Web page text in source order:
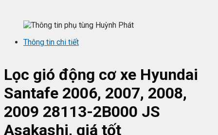
Thông tin chi tiết
Lọc gió động cơ xe Hyundai
Santafe 2006, 2007, 2008,
2009 28113-2B000 JS
Asakashi, giá tốt